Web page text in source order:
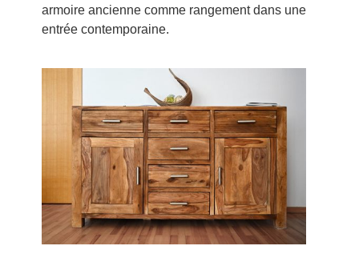
armoire ancienne comme rangement dans une
entrée contemporaine.